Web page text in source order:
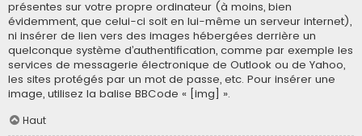
présentes sur votre propre ordinateur (à moins, bien
évidemment, que celui-ci soit en lui-même un serveur internet),
ni insérer de lien vers des images hébergées derrière un
quelconque système d’authentification, comme par exemple les
services de messagerie électronique de Outlook ou de Yahoo,
les sites protégés par un mot de passe, etc. Pour insérer une
image, utilisez la balise BBCode « [img] ».
Haut